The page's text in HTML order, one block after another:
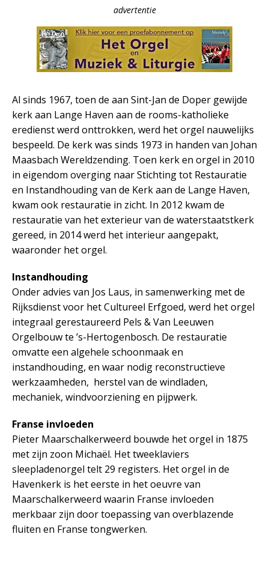
advertentie
Al sinds 1967, toen de aan Sint-Jan de Doper gewijde
kerk aan Lange Haven aan de rooms-katholieke
eredienst werd onttrokken, werd het orgel nauwelijks
bespeeld. De kerk was sinds 1973 in handen van Johan
Maasbach Wereldzending. Toen kerk en orgel in 2010
in eigendom overging naar Stichting tot Restauratie
en Instandhouding van de Kerk aan de Lange Haven,
kwam ook restauratie in zicht. In 2012 kwam de
restauratie van het exterieur van de waterstaatstkerk
gereed, in 2014 werd het interieur aangepakt,
waaronder het orgel.
Instandhouding
Onder advies van Jos Laus, in samenwerking met de
Rijksdienst voor het Cultureel Erfgoed, werd het orgel
integraal gerestaureerd Pels & Van Leeuwen
Orgelbouw te ’s-Hertogenbosch. De restauratie
omvatte een algehele schoonmaak en
instandhouding, en waar nodig reconstructieve
werkzaamheden, herstel van de windladen,
mechaniek, windvoorziening en pijpwerk.
Franse invloeden
Pieter Maarschalkerweerd bouwde het orgel in 1875
met zijn zoon Michaël. Het tweeklaviers
sleepladenorgel telt 29 registers. Het orgel in de
Havenkerk is het eerste in het oeuvre van
Maarschalkerweerd waarin Franse invloeden
merkbaar zijn door toepassing van overblazende
fluiten en Franse tongwerken.